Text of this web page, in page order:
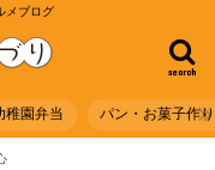
メブログ
search
稚園弁当 パン・お菓子作り